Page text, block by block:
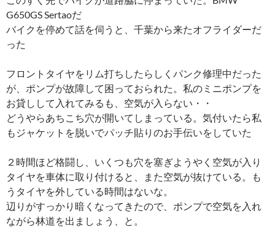
G650GS Sertaoだ
バイクを停めて話を伺うと、千葉から来たオフライダーだ
った
フロントタイヤをリム打ちしたらしくパンク修理中だった
が、ポンプが故障して困っておられた。私のミニポンプを
お貸しして入れてみるも、空気が入らない・・
どうやらあちこち穴が開いてしまっている。気付いたら私
もジャケットを脱いでパッチ貼りのお手伝いをしていた
２時間ほど格闘し、いくつも穴を塞ぎようやく空気が入り
タイヤを車体に取り付けると、また空気が抜けている。も
うタイヤを外している時間はないな。
辺りがすっかり暗くなってきたので、ポンプで空気を入れ
ながら林道を出ましょう、と。